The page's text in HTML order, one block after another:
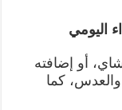
اليومي
أو إضافته
كما